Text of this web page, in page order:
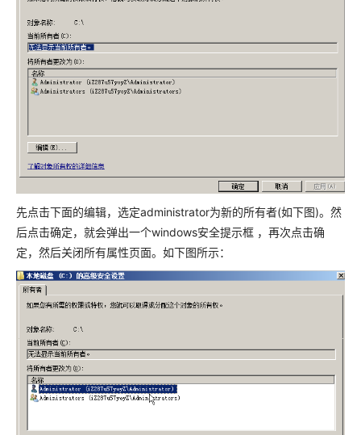
先点击下面的编辑，选定administrator为新的所有者(如下图)。然
后点击确定，就会弹出一个windows安全提示框 ，再次点击确
定，然后关闭所有属性页面。如下图所示：